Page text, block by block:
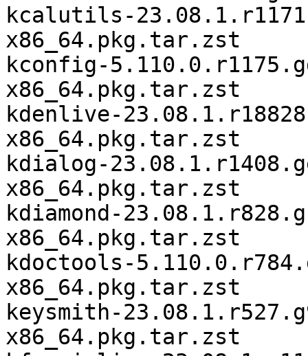
kcalutils-
x86_64.pkg.tar.zst
kconfig-
x86_64.pkg.tar.zst
kdenlive-
x86_64.pkg.tar.zst
kdialog-
x86_64.pkg.tar.zst
kdiamond-
x86_64.pkg.tar.zst
kdoctools-
x86_64.pkg.tar.zst
keysmith-
x86_64.pkg.tar.zst